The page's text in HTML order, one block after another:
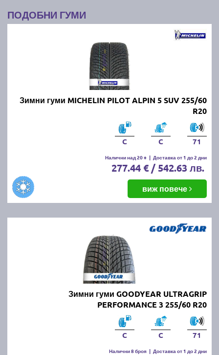
ПОДОБНИ ГУМИ
Зимни гуми MICHELIN PILOT ALPIN 5 SUV 255/60
R20
C C 71
Налични над 20 + | Доставка от 1 до 2 дни
277.44 € / 542.63 лв.
виж повече
Зимни гуми GOODYEAR ULTRAGRIP
PERFORMANCE 3 255/60 R20
C C 71
Налични 8 броя | Доставка от 1 до 2 дни